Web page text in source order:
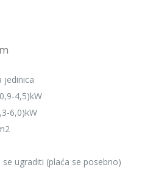
jedinica
4,5)kW
6,0)kW
ugraditi (plaća se posebno)